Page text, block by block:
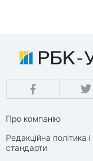
Про компанію
Редакційна політика і
стандарти